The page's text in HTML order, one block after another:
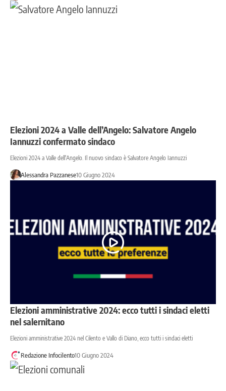
Elezioni 2024 a Valle dell’Angelo: Salvatore Angelo
Iannuzzi confermato sindaco
Elezioni 2024 a Valle dell'Angelo. Il nuovo sindaco è Salvatore Angelo Iannuzzi
Alessandra Pazzanese10 Giugno 2024
Elezioni amministrative 2024: ecco tutti i sindaci eletti
nel salernitano
Elezioni amministrative 2024 nel Cilento e Vallo di Diano, ecco tutti i sindaci eletti
Redazione Infocilento10 Giugno 2024